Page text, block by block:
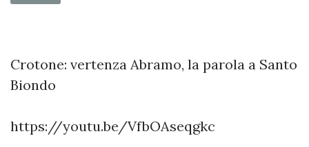
Crotone: vertenza Abramo, la parola a Santo
Biondo
https://youtu.be/VfbOAseqgkc